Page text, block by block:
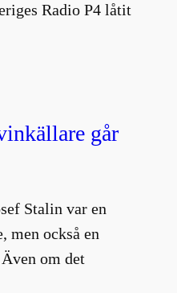
Radio P4 låtit
går
Stalin var en
men också en
om det